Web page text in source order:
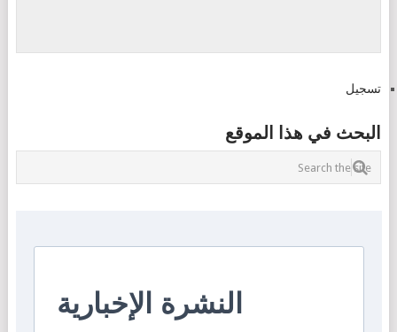
تسجيل
البحث في هذا الموقع